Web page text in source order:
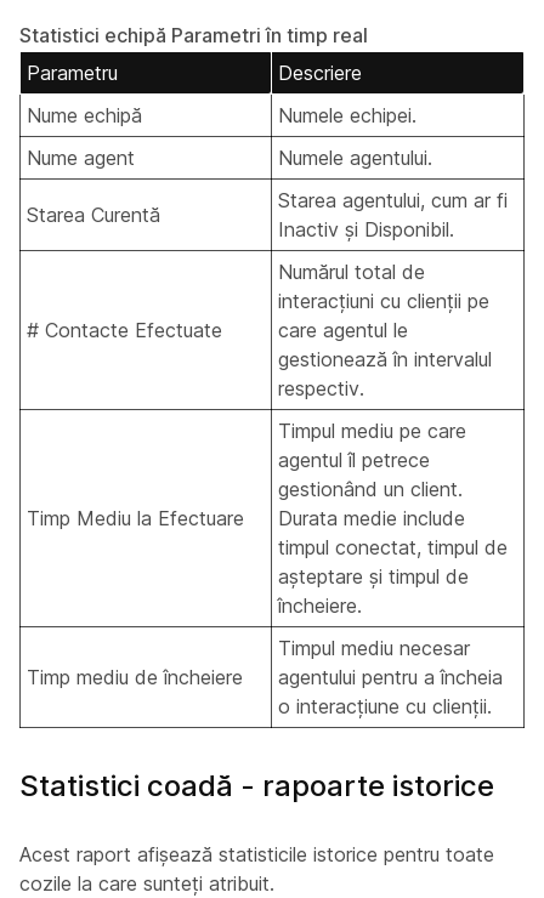
Statistici echipă Parametri în timp real
Parametru
Descriere
Nume echipă
Numele echipei.
Nume agent
Numele agentului.
Starea Curentă
Starea agentului, cum ar fi
Inactiv și Disponibil.
# Contacte Efectuate
Numărul total de
interacțiuni cu clienții pe
care agentul le
gestionează în intervalul
respectiv.
Timp Mediu la Efectuare
Timpul mediu pe care
agentul îl petrece
gestionând un client.
Durata medie include
timpul conectat, timpul de
așteptare și timpul de
încheiere.
Timp mediu de încheiere
Timpul mediu necesar
agentului pentru a încheia
o interacțiune cu clienții.
Statistici coadă - rapoarte istorice
Acest raport afișează statisticile istorice pentru toate
cozile la care sunteți atribuit.